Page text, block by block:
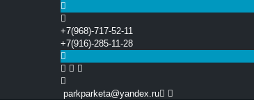
+7(968)-717-52-11
+7(916)-285-11-28
 
parkparketa@yandex.ru